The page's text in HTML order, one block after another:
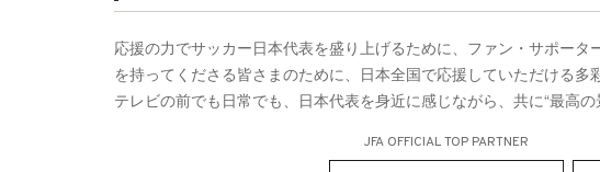
応援の力でサッカー日本代表を盛り上げるために、ファン・サポー
を持ってくださる皆さまのために、日本全国で応援していただける
テレビの前でも日常でも、日本代表を身近に感じながら、共に“最高の
JFA OFFICIALTOP PARTNER